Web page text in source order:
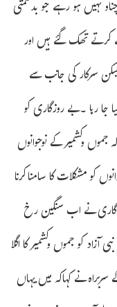
نہیں ہو رہے جو بدقسمتی
کرتے تھک گئے ہیں اور
سرکار کی جانب سے
جا رہا ۔بے روزگاری کو
وکشمیر کے نوجوانوں
کو مشکلات کا سامناکرنا
نے اب سنگین رخ
کو جموں وکشمیر کا اگلا
نے کہاکہ میں یہاں